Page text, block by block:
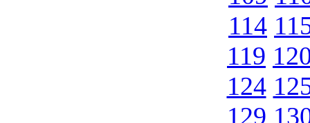
114
119
124
129